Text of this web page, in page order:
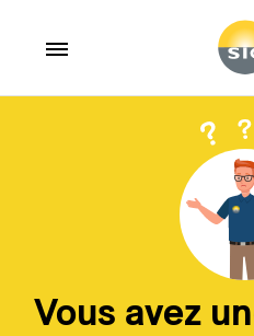
Vous avez